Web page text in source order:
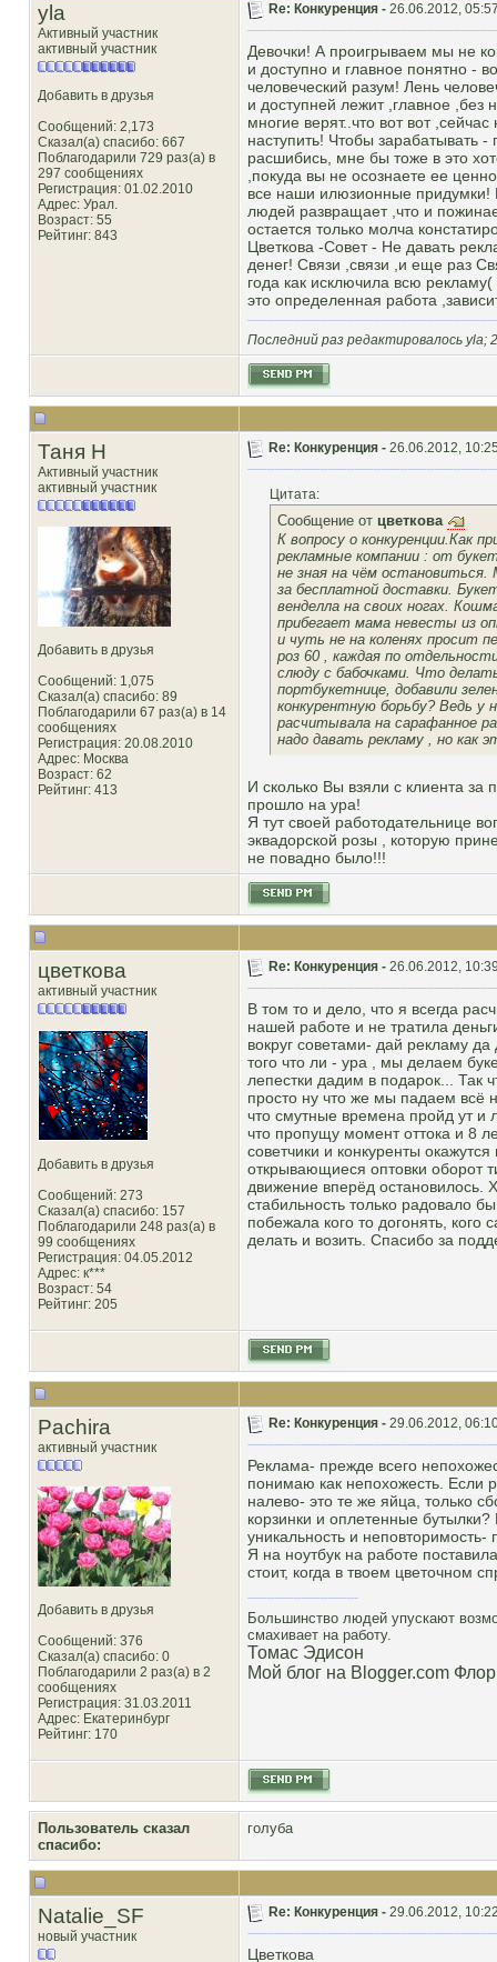
yla
Активный участник
активный участник
Добавить в друзья
Сообщений: 2,173
Сказал(а) спасибо: 667
Поблагодарили 729 раз(а) в
297 сообщениях
Регистрация: 01.02.2010
Адрес: Урал.
Возраст: 55
Рейтинг: 843
Re: Конкуренция - 26.06.2012,
Девочки! А проигрываем мы не
и доступно и главное понятно -
человеческий разум! Лень
и доступней лежит ,главное ,без
многие верят..что вот вот
наступить! Чтобы зарабатывать
расшибись, мне бы тоже в это
,покуда вы не осознаете ее
все наши илюзионные
людей развращает ,что и
остается только молча
Цветкова -Совет - Не давать
денег! Связи ,связи ,и еще раз
года как исключила всю
это определенная работа
Последний раз редактировалось yla;
Таня Н
Активный участник
активный участник
Добавить в друзья
Сообщений: 1,075
Сказал(а) спасибо: 89
Поблагодарили 67 раз(а) в 14
сообщениях
Регистрация: 20.08.2010
Адрес: Москва
Возраст: 62
Рейтинг: 413
Re: Конкуренция - 26.06.2012,
Цитата:
Сообщение от цветкова
К вопросу о конкуренции.Как
рекламные компании : от
не зная на чём остановиться.
за бесплатной доставки.
венделла на своих ногах.
прибегает мама невесты из
и чуть не на коленях просит
роз 60 , каждая по
слюду с бабочками. Что
портбукетнице, добавили
конкурентную борьбу? Ведь
расчитывала на сарафанное
надо давать рекламу , но как
И сколько Вы взяли с клиента за
прошло на ура!
Я тут своей работодательнице
эквадорской розы , которую
не повадно было!!!
цветкова
активный участник
Добавить в друзья
Сообщений: 273
Сказал(а) спасибо: 157
Поблагодарили 248 раз(а) в
99 сообщениях
Регистрация: 04.05.2012
Адрес: к***
Возраст: 54
Рейтинг: 205
Re: Конкуренция - 26.06.2012,
В том то и дело, что я всегда
нашей работе и не тратила
вокруг советами- дай рекламу
того что ли - ура , мы делаем
лепестки дадим в подарок... Так
просто ну что же мы падаем всё
что смутные времена пройд ут и
что пропущу момент оттока и 8
советчики и конкуренты
открывающиеся оптовки оборот
движение вперёд остановилось.
стабильность только радовало
побежала кого то догонять,
делать и возить. Спасибо за
Pachira
активный участник
Добавить в друзья
Сообщений: 376
Сказал(а) спасибо: 0
Поблагодарили 2 раз(а) в 2
сообщениях
Регистрация: 31.03.2011
Адрес: Екатеринбург
Рейтинг: 170
Re: Конкуренция - 29.06.2012,
Реклама- прежде всего
понимаю как непохожесть. Если
налево- это те же яйца, только
корзинки и оплетенные
уникальность и
Я на ноутбук на работе
стоит, когда в твоем цветочном
Большинство людей упускают
смахивает на работу.
Томас Эдисон
Мой блог на Blogger.com
Пользователь сказал
cпасибо:
голуба
Natalie_SF
новый участник
Re: Конкуренция - 29.06.2012,
Цветкова